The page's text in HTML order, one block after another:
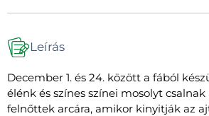
Leírás
December 1. és 24. között a fából
élénk és színes színei mosolyt csalnak
felnőttek arcára, amikor kinyitják az